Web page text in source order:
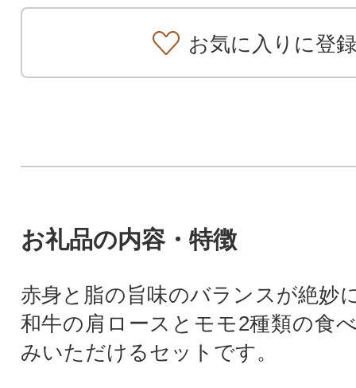
お気に入りに登録
お礼品の内容・特徴
赤身と脂の旨味のバランスが絶妙
和牛の肩ロースとモモ2種類の食
みいただけるセットです。